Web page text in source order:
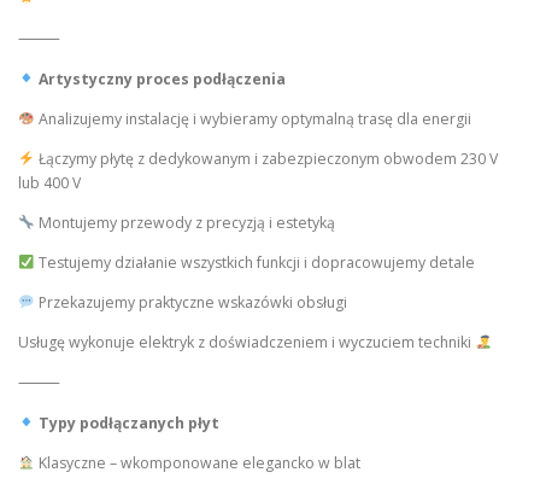
⸻
Artystyczny proces podłączenia
Analizujemy instalację i wybieramy optymalną trasę dla energii
Łączymy płytę z dedykowanym i zabezpieczonym obwodem 230 V
lub 400 V
Montujemy przewody z precyzją i estetyką
Testujemy działanie wszystkich funkcji i dopracowujemy detale
Przekazujemy praktyczne wskazówki obsługi
Usługę wykonuje elektryk z doświadczeniem i wyczuciem techniki
⸻
Typy podłączanych płyt
Klasyczne – wkomponowane elegancko w blat